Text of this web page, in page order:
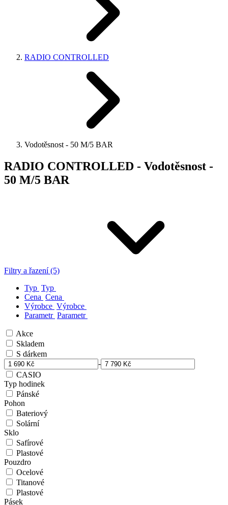
RADIO CONTROLLED
Vodotěsnost - 50 M/5 BAR
RADIO CONTROLLED - Vodotěsnost -
50 M/5 BAR
Filtry a řazení (5)
Typ Typ
Cena Cena
Výrobce Výrobce
Parametr Parametr
Akce
Skladem
S dárkem
-
CASIO
Typ hodinek
Pánské
Pohon
Bateriový
Solární
Sklo
Safírové
Plastové
Pouzdro
Ocelové
Titanové
Plastové
Pásek